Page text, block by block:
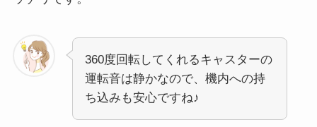
360度回転してくれるキャスターの
運転音は静かなので、機内への持
ち込みも安心ですね♪